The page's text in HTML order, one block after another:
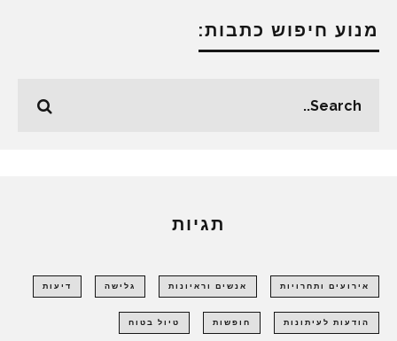
מנוע חיפוש כתבות:
תגיות
אירועים ותחרויות אנשים וראיונות גלישה דיעות
הודעות לעיתונות חופשות טיול בטוח